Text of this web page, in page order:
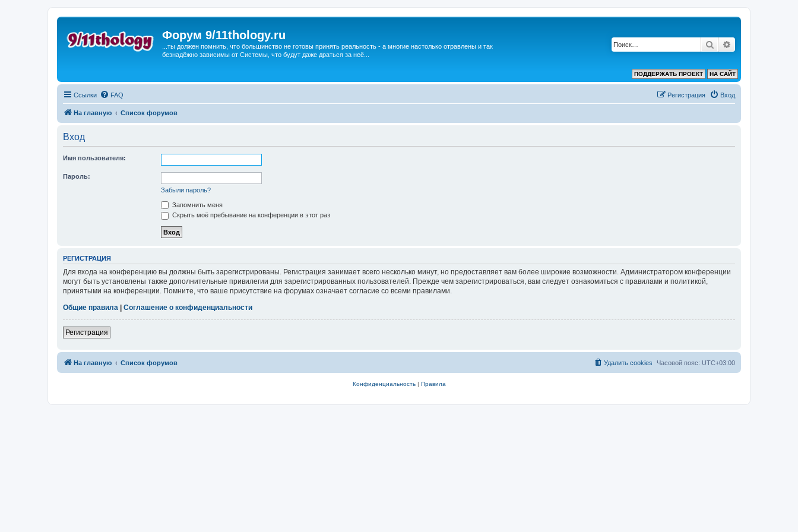
Форум 9/11thology.ru
...ты должен помнить, что большинство не готовы принять реальность - а многие настолько отравлены и так
безнадёжно зависимы от Системы, что будут даже драться за неё...
Поиск
НА САЙТ
ПОДДЕРЖАТЬ ПРОЕКТ
Ссылки FAQ Вход
Регистрация
На главную Список форумов
Вход
Имя пользователя:
Пароль:
Забыли пароль?
Запомнить меня
Скрыть моё пребывание на конференции в этот раз
РЕГИСТРАЦИЯ
Для входа на конференцию вы должны быть зарегистрированы. Регистрация занимает всего несколько минут, но предоставляет вам более широкие возможности. Администратором конференции
могут быть установлены также дополнительные привилегии для зарегистрированных пользователей. Прежде чем зарегистрироваться, вам следует ознакомиться с правилами и политикой,
принятыми на конференции. Помните, что ваше присутствие на форумах означает согласие со всеми правилами.
Общие правила
Соглашение о конфиденциальности
Регистрация
На главную Список форумов Часовой пояс: UTC+03:00
Удалить cookies
Конфиденциальность| Правила